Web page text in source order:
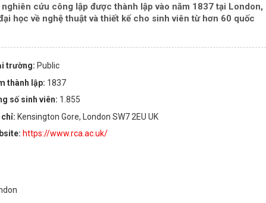
cứu công lập được thành lập vào năm 1837 tại London,
học về nghệ thuật và thiết kế cho sinh viên từ hơn 60 quốc
trường: Public
thành lập: 1837
số sinh viên: 1.855
chỉ:Kensington Gore, London SW7 2EU UK
https://www.rca.ac.uk/